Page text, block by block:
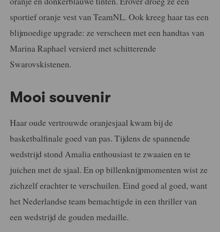
sportief oranje vest van TeamNL. Ook kreeg haar tas een
blijmoedige upgrade: ze verscheen met een handtas van
Marina Raphael versierd met schitterende
Swarovskistenen.
Mooi souvenir
Haar oude vertrouwde oranjesjaal kwam bij de
basketbalfinale goed van pas. Tijdens de spannende
wedstrijd stond Amalia enthousiast te zwaaien en te
juichen met de sjaal. En op billenknijpmomenten wist ze
zichzelf erachter te verschuilen. Eind goed al goed, want
het Nederlandse team bemachtigde in een thriller van
een wedstrijd de gouden medaille.